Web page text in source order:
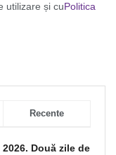
utilizare și cuPolitica
Recente
Două zile de